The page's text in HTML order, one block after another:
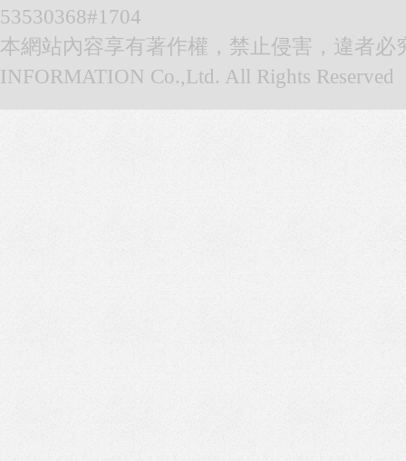
53530368#1704
本網站內容享有著作權，禁止侵害，違者必
INFORMATION Co.,Ltd. All Rights Reserved